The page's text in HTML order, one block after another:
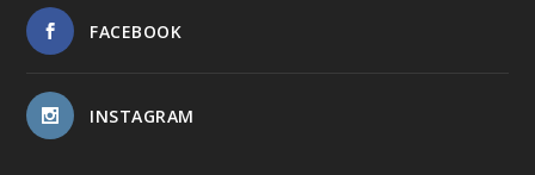
FACEBOOK
INSTAGRAM